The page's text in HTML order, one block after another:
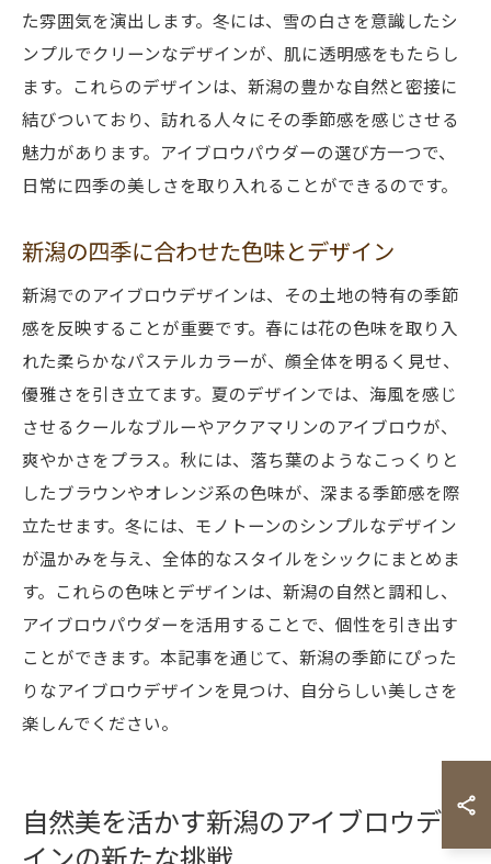
た雰囲気を演出します。冬には、雪の白さを意識したシ
ンプルでクリーンなデザインが、肌に透明感をもたらし
ます。これらのデザインは、新潟の豊かな自然と密接に
結びついており、訪れる人々にその季節感を感じさせる
魅力があります。アイブロウパウダーの選び方一つで、
日常に四季の美しさを取り入れることができるのです。
新潟の四季に合わせた色味とデザイン
新潟でのアイブロウデザインは、その土地の特有の季節
感を反映することが重要です。春には花の色味を取り入
れた柔らかなパステルカラーが、顔全体を明るく見せ、
優雅さを引き立てます。夏のデザインでは、海風を感じ
させるクールなブルーやアクアマリンのアイブロウが、
爽やかさをプラス。秋には、落ち葉のようなこっくりと
したブラウンやオレンジ系の色味が、深まる季節感を際
立たせます。冬には、モノトーンのシンプルなデザイン
が温かみを与え、全体的なスタイルをシックにまとめま
す。これらの色味とデザインは、新潟の自然と調和し、
アイブロウパウダーを活用することで、個性を引き出す
ことができます。本記事を通じて、新潟の季節にぴった
りなアイブロウデザインを見つけ、自分らしい美しさを
楽しんでください。
自然美を活かす新潟のアイブロウデザ